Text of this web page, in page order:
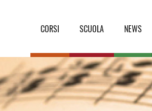
CORSI SCUOLA NEWS